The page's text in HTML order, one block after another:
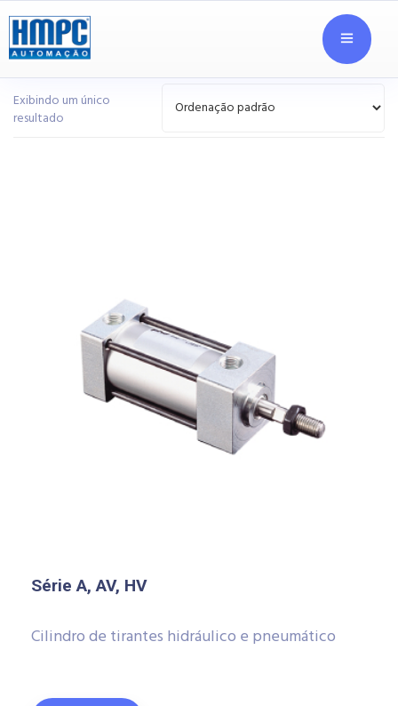
Exibindo um único
resultado
Série A, AV, HV
Cilindro de tirantes hidráulico e pneumático